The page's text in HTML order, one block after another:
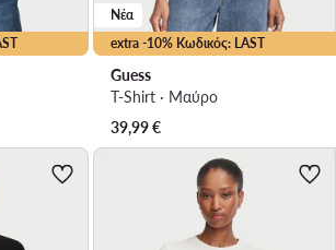
extra -10% Κωδικός: LAST
Νέα
Guess
T-Shirt · Μαύρο
39,99€